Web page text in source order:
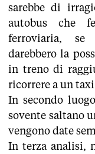
sarebbe di
autobus che
ferroviaria, se
darebbero la
in treno di
ricorrere a un
In secondo
sovente saltano
vengono date
In terza analisi,